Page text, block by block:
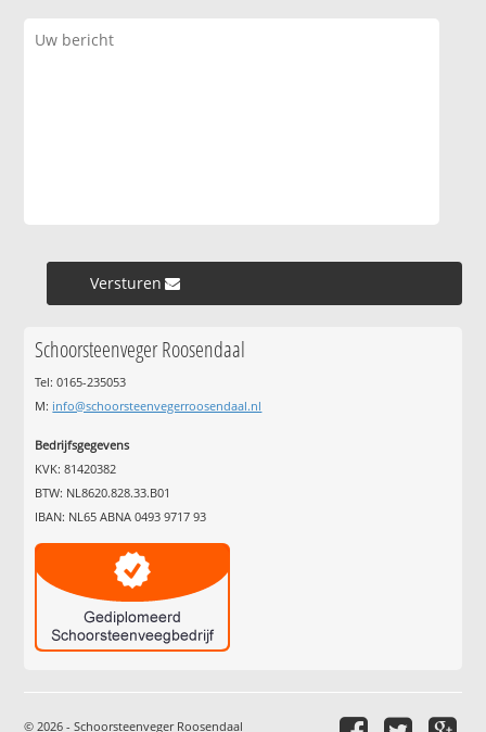
Versturen »
Schoorsteenveger Roosendaal
Tel: 0165-235053
M: info@schoorsteenvegerroosendaal.nl
Bedrijfsgegevens
KVK: 81420382
BTW: NL8620.828.33.B01
IBAN: NL65 ABNA 0493 9717 93
© 2026 - Schoorsteenveger Roosendaal